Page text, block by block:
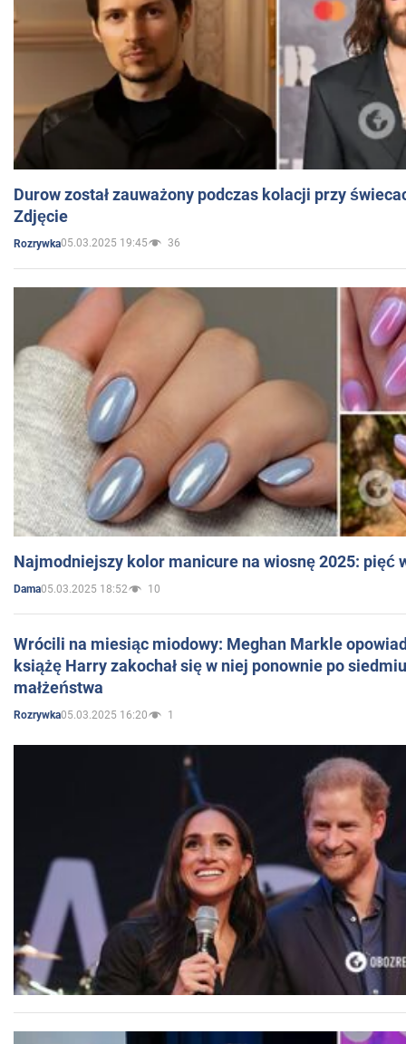
Durow został zauważony podczas kolacji przy
Zdjęcie
Rozrywka05.03.2025 19:45 36
Najmodniejszy kolor manicure na wiosnę 2025: pięć
Dama05.03.2025 18:52 10
Wrócili na miesiąc miodowy: Meghan Markle
książę Harry zakochał się w niej ponownie po
małżeństwa
Rozrywka05.03.2025 16:20 1